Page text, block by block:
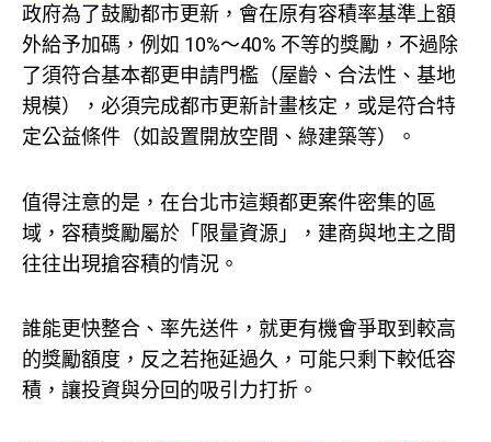
政府為了鼓勵都市更新，會在原有容積率基準上額
外給予加碼，例如 10%～40% 不等的獎勵，不過除
了須符合基本都更申請門檻（屋齡、合法性、基地
規模），必須完成都市更新計畫核定，或是符合特
定公益條件（如設置開放空間、綠建築等）。
值得注意的是，在台北市這類都更案件密集的區
域，容積獎勵屬於「限量資源」，建商與地主之間
往往出現搶容積的情況。
誰能更快整合、率先送件，就更有機會爭取到較高
的獎勵額度，反之若拖延過久，可能只剩下較低容
積，讓投資與分回的吸引力打折。